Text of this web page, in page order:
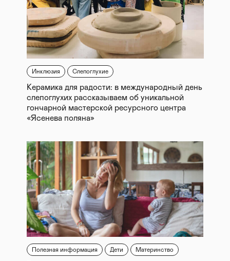
Инклюзия Слепоглухие
Керамика для радости: в международный день
слепоглухих рассказываем об уникальной
гончарной мастерской ресурсного центра
«Ясенева поляна»
Полезная информация Дети Материнство